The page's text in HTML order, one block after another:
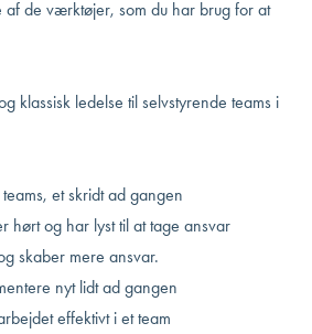
de værktøjer, som du har brug for at
klassisk ledelse til selvstyrende teams i
et skridt ad gangen
hørt og har lyst til at tage ansvar
skaber mere ansvar.
nyt lidt ad gangen
effektivt i et team